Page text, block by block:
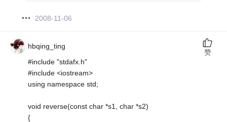
2008-11-06
hbqing_ting
#include "stdafx.h"
#include <iostream>
using namespace std;
void reverse(const char *s1, char *s2)
{
赞